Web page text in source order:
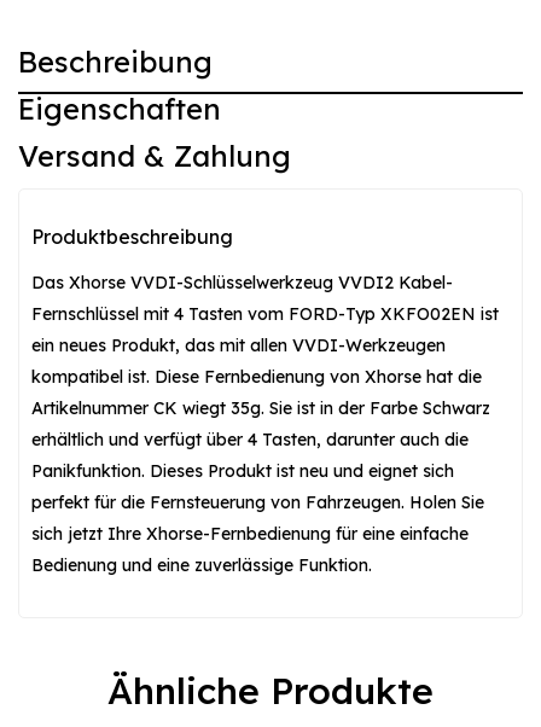
Beschreibung
Eigenschaften
Versand & Zahlung
Produktbeschreibung
Das Xhorse VVDI-Schlüsselwerkzeug VVDI2 Kabel-
Fernschlüssel mit 4 Tasten vom FORD-Typ XKFO02EN ist
ein neues Produkt, das mit allen VVDI-Werkzeugen
kompatibel ist. Diese Fernbedienung von Xhorse hat die
Artikelnummer CK wiegt 35g. Sie ist in der Farbe Schwarz
erhältlich und verfügt über 4 Tasten, darunter auch die
Panikfunktion. Dieses Produkt ist neu und eignet sich
perfekt für die Fernsteuerung von Fahrzeugen. Holen Sie
sich jetzt Ihre Xhorse-Fernbedienung für eine einfache
Bedienung und eine zuverlässige Funktion.
Ähnliche Produkte